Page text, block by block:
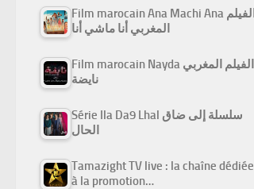
Film marocain Ana Machi Ana الفيلم
المغربي أنا ماشي أنا
Film marocain Nayda الفيلم المغربي
نايضة
Série Ila Da9 Lhal سلسلة إلى ضاق
الحال
Tamazight TV live : la chaîne dédiée
à la promotion…